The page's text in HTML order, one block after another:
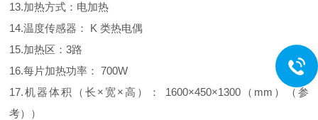
13.加热方式：电加热
14.温度传感器： K 类热电偶
15.加热区：3路
16.每片加热功率： 700W
17.机器体积（长×宽×高）： 1600×450×1300（mm）（参
考））